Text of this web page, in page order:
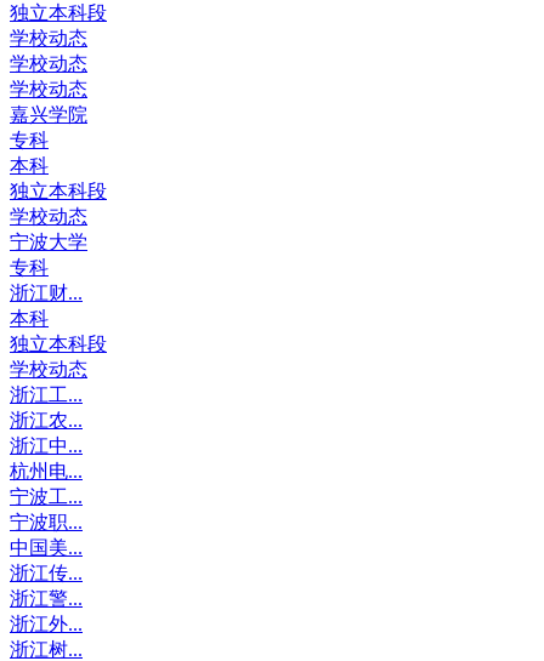
独立本科段
学校动态
学校动态
学校动态
嘉兴学院
专科
本科
独立本科段
学校动态
宁波大学
专科
浙江财...
本科
独立本科段
学校动态
浙江工...
浙江农...
浙江中...
杭州电...
宁波工...
宁波职...
中国美...
浙江传...
浙江警...
浙江外...
浙江树...